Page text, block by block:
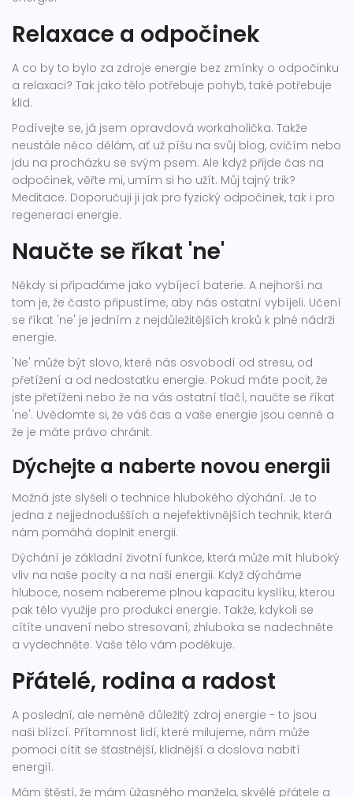
Relaxace a odpočinek
A co by to bylo za zdroje energie bez zmínky o odpočinku
a relaxaci? Tak jako tělo potřebuje pohyb, také potřebuje
klid.
Podívejte se, já jsem opravdová workaholička. Takže
neustále něco dělám, ať už píšu na svůj blog, cvičím nebo
jdu na procházku se svým psem. Ale když přijde čas na
odpočinek, věřte mi, umím si ho užít. Můj tajný trik?
Meditace. Doporučuji ji jak pro fyzický odpočinek, tak i pro
regeneraci energie.
Naučte se říkat 'ne'
Někdy si připadáme jako vybíjecí baterie. A nejhorší na
tom je, že často připustíme, aby nás ostatní vybíjeli. Učení
se říkat 'ne' je jedním z nejdůležitějších kroků k plné nádrži
energie.
'Ne' může být slovo, které nás osvobodí od stresu, od
přetížení a od nedostatku energie. Pokud máte pocit, že
jste přetíženi nebo že na vás ostatní tlačí, naučte se říkat
'ne'. Uvědomte si, že váš čas a vaše energie jsou cenné a
že je máte právo chránit.
Dýchejte a naberte novou energii
Možná jste slyšeli o technice hlubokého dýchání. Je to
jedna z nejjednodušších a nejefektivnějších technik, která
nám pomáhá doplnit energii.
Dýchání je základní životní funkce, která může mít hluboký
vliv na naše pocity a na naši energii. Když dýcháme
hluboce, nosem nabereme plnou kapacitu kyslíku, kterou
pak tělo využije pro produkci energie. Takže, kdykoli se
cítíte unavení nebo stresovaní, zhluboka se nadechněte
a vydechněte. Vaše tělo vám poděkuje.
Přátelé, rodina a radost
A poslední, ale neméně důležitý zdroj energie - to jsou
naši blízcí. Přítomnost lidí, které milujeme, nám může
pomoci cítit se šťastnější, klidnější a doslova nabití
energií.
Mám štěstí, že mám úžasného manžela, skvělé přátele a